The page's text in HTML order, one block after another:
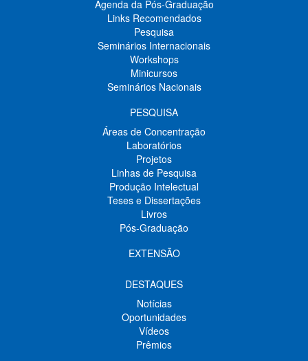
Agenda da Pós-Graduação
Links Recomendados
Pesquisa
Seminários Internacionais
Workshops
Minicursos
Seminários Nacionais
PESQUISA
Áreas de Concentração
Laboratórios
Projetos
Linhas de Pesquisa
Produção Intelectual
Teses e Dissertações
Livros
Pós-Graduação
EXTENSÃO
DESTAQUES
Notícias
Oportunidades
Vídeos
Prêmios